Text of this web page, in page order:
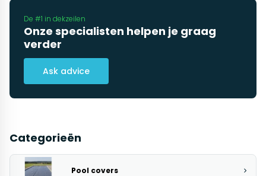
De #1 in dekzeilen
Onze specialisten helpen je graag
verder
Ask advice
Categorieën
Pool covers